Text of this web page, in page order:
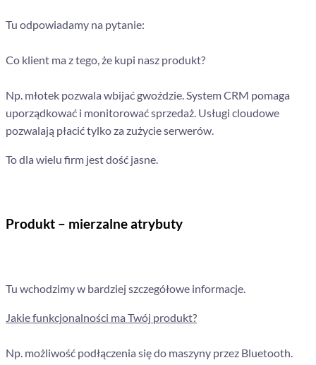
Tu odpowiadamy na pytanie:
Co klient ma z tego, że kupi nasz produkt?
Np. młotek pozwala wbijać gwoździe. System CRM pomaga
uporządkować i monitorować sprzedaż. Usługi cloudowe
pozwalają płacić tylko za zużycie serwerów.
To dla wielu firm jest dość jasne.
Produkt – mierzalne atrybuty
Tu wchodzimy w bardziej szczegółowe informacje.
Jakie funkcjonalności ma Twój produkt?
Np. możliwość podłączenia się do maszyny przez Bluetooth.